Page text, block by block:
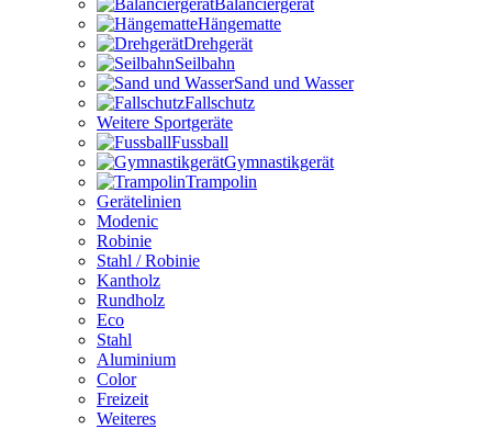
Balanciergerät
Hängematte
Drehgerät
Seilbahn
Sand und Wasser
Fallschutz
Weitere Sportgeräte
Fussball
Gymnastikgerät
Trampolin
Gerätelinien
Modenic
Robinie
Stahl / Robinie
Kantholz
Rundholz
Eco
Stahl
Aluminium
Color
Freizeit
Weiteres